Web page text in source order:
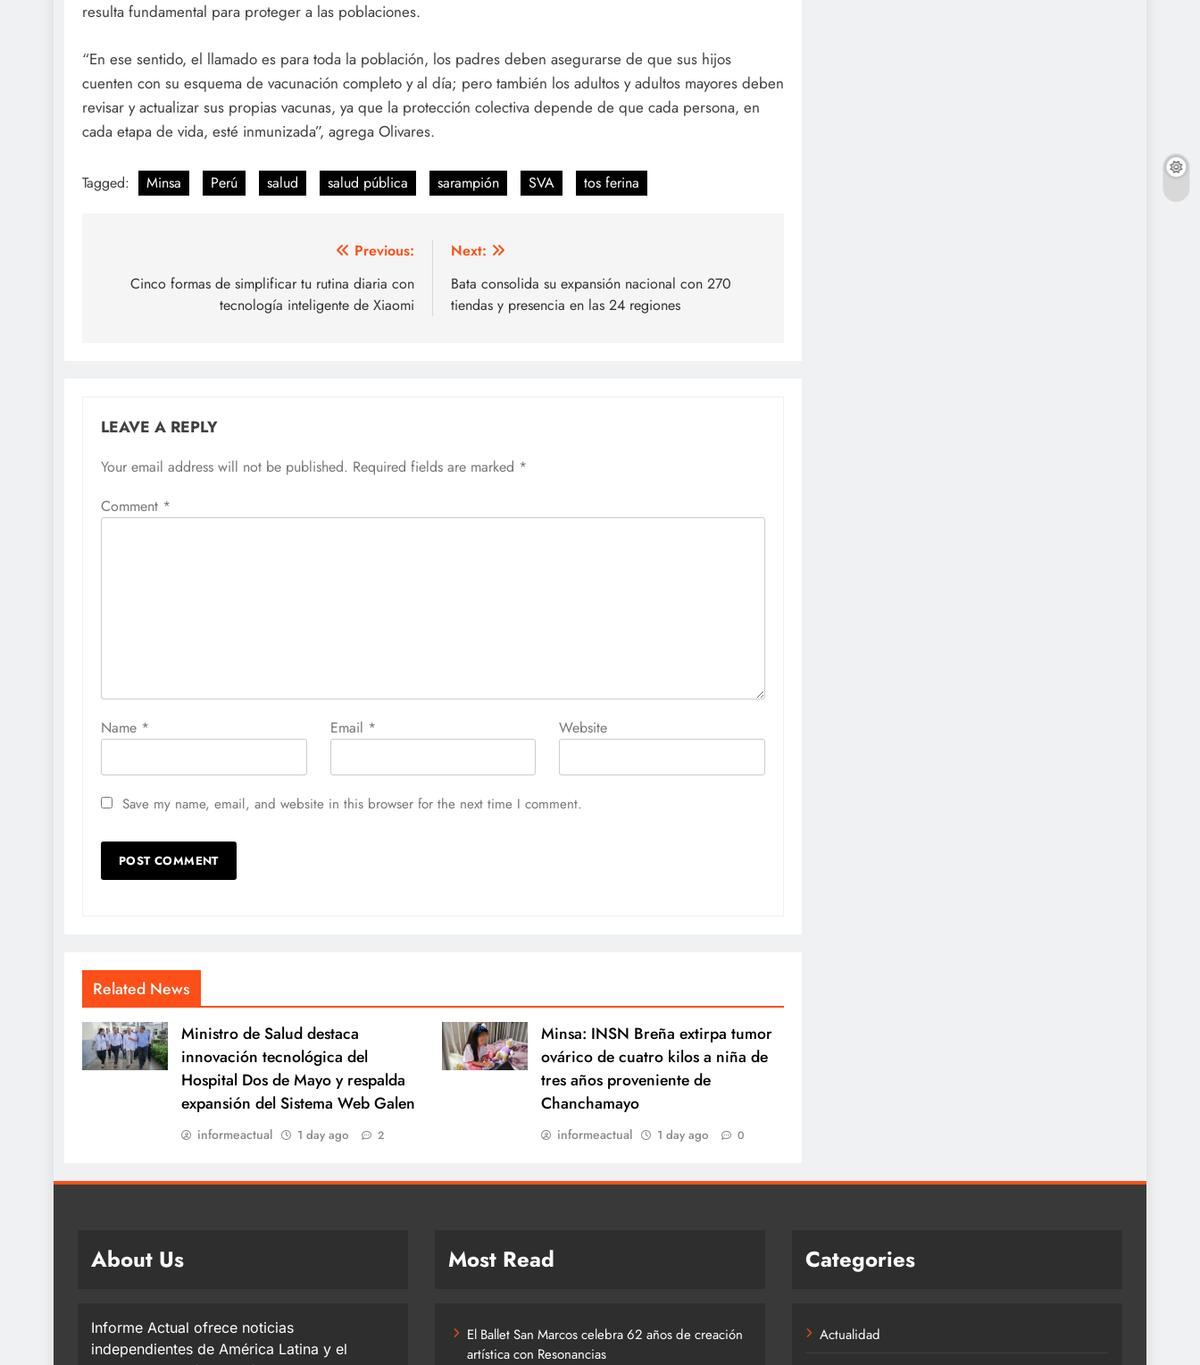
resulta fundamental para proteger a las poblaciones.
“En ese sentido, el llamado es para toda la población, los padres deben asegurarse de que sus hijos
cuenten con su esquema de vacunación completo y al día; pero también los adultos y adultos mayores deben
revisar y actualizar sus propias vacunas, ya que la protección colectiva depende de que cada persona, en
cada etapa de vida, esté inmunizada”, agrega Olivares.
Tagged: Minsa Perú salud salud pública sarampión SVA tos ferina
navigation
Previous:
Cinco formas de simplificar tu rutina diaria con
tecnología inteligente de Xiaomi
Next:
Bata consolida su expansión nacional con 270
tiendas y presencia en las 24 regiones
LEAVE A REPLY
Your email address will not be published. Required fields are marked *
Comment *
Name * Email * Website
Save my name, email, and website in this browser for the next time I comment.
Related News
Ministro de Salud destaca
innovación tecnológica del
Hospital Dos de Mayo y respalda
expansión del Sistema Web Galen
informeactual 1 day ago 2
Minsa: INSN Breña extirpa tumor
ovárico de cuatro kilos a niña de
tres años proveniente de
Chanchamayo
informeactual 1 day ago 0
About Us
Informe Actual ofrece noticias
independientes de América Latina y el
Most Read
El Ballet San Marcos celebra 62 años de creación
artística con Resonancias
Categories
Actualidad